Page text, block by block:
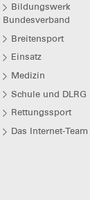
Bildungswerk
Bundesverband
Breitensport
Einsatz
Medizin
Schule und DLRG
Rettungssport
Das Internet-Team